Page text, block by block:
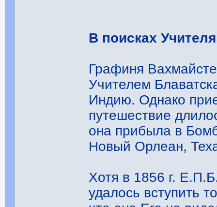
В поисках
Графиня
Учителем
Индию. Однако
путешествие
она прибыла в
Новый Орлеан,
Хотя в 1856 г.
удалось вступить